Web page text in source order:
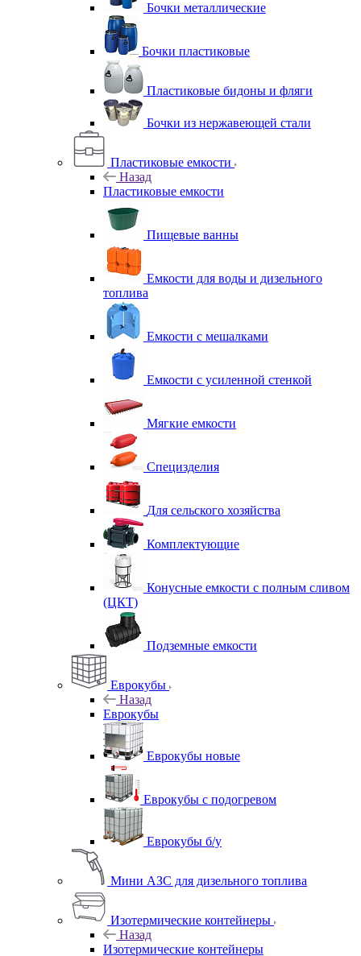
Бочки металлические
Бочки пластиковые
Пластиковые бидоны и фляги
Бочки из нержавеющей стали
Пластиковые емкости
Назад
Пластиковые емкости
Пищевые ванны
Емкости для воды и дизельного
топлива
Емкости с мешалками
Емкости с усиленной стенкой
Мягкие емкости
Специзделия
Для сельского хозяйства
Комплектующие
Конусные емкости с полным сливом
(ЦКТ)
Подземные емкости
Еврокубы
Назад
Еврокубы
Еврокубы новые
Еврокубы с подогревом
Еврокубы б/у
Мини АЗС для дизельного топлива
Изотермические контейнеры
Назад
Изотермические контейнеры